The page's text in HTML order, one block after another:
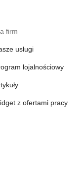
firm
usługi
lojalnościowy
z ofertami pracy